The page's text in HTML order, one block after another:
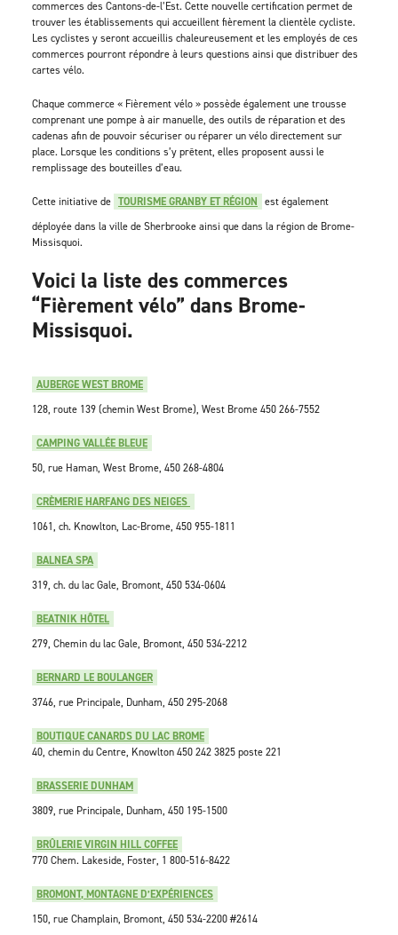
commerces des Cantons-de-l’Est. Cette nouvelle certification permet de
trouver les établissements qui accueillent fièrement la clientèle cycliste.
Les cyclistes y seront accueillis chaleureusement et les employés de ces
commerces pourront répondre à leurs questions ainsi que distribuer des
cartes vélo.
Chaque commerce « Fièrement vélo » possède également une trousse
comprenant une pompe à air manuelle, des outils de réparation et des
cadenas afin de pouvoir sécuriser ou réparer un vélo directement sur
place. Lorsque les conditions s’y prêtent, elles proposent aussi le
remplissage des bouteilles d’eau.
Cette initiative de TOURISME GRANBY ET RÉGION est également
déployée dans la ville de Sherbrooke ainsi que dans la région de Brome-
Missisquoi.
Voici la liste des commerces
“Fièrement vélo” dans Brome-
Missisquoi.
AUBERGE WEST BROME
128, route 139 (chemin West Brome), West Brome 450 266-7552
CAMPING VALLÉE BLEUE
50, rue Haman, West Brome, 450 268-4804
CRÈMERIE HARFANG DES NEIGES
1061, ch. Knowlton, Lac-Brome, 450 955-1811
BALNEA SPA
319, ch. du lac Gale, Bromont, 450 534-0604
BEATNIK HÔTEL
279, Chemin du lac Gale, Bromont, 450 534-2212
BERNARD LE BOULANGER
3746, rue Principale, Dunham, 450 295-2068
BOUTIQUE CANARDS DU LAC BROME
40, chemin du Centre, Knowlton 450 242 3825 poste 221
BRASSERIE DUNHAM
3809, rue Principale, Dunham, 450 195-1500
BRÛLERIE VIRGIN HILL COFFEE
770 Chem. Lakeside, Foster, 1 800-516-8422
BROMONT, MONTAGNE D’EXPÉRIENCES
150, rue Champlain, Bromont, 450 534-2200 #2614